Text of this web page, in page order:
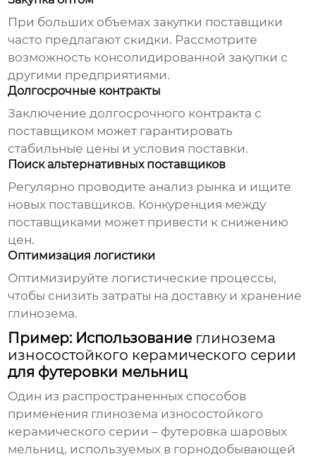
При больших объемах закупки поставщики
часто предлагают скидки. Рассмотрите
возможность консолидированной закупки с
другими предприятиями.
Долгосрочные контракты
Заключение долгосрочного контракта с
поставщиком может гарантировать
стабильные цены и условия поставки.
Поиск альтернативных поставщиков
Регулярно проводите анализ рынка и ищите
новых поставщиков. Конкуренция между
поставщиками может привести к снижению
цен.
Оптимизация логистики
Оптимизируйте логистические процессы,
чтобы снизить затраты на доставку и хранение
глинозема.
Пример: Использование глинозема
износостойкого керамического серии
для футеровки мельниц
Один из распространенных способов
применения глинозема износостойкого
керамического серии – футеровка шаровых
мельниц, используемых в горнодобывающей